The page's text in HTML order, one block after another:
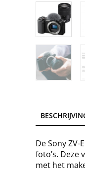
De Sony
foto’s. Deze
met het